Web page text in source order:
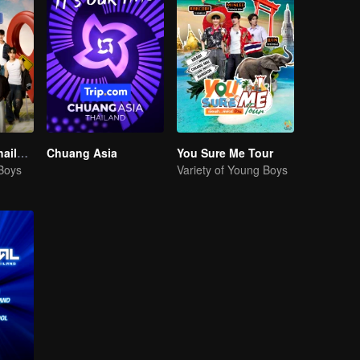
Boys Lost in Thailand·Behind the Scene
Chuang Asia
You Sure Me Tour
Variety of Young Boys